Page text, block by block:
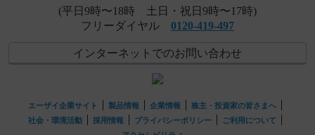
(平日9時〜18時 土日・祝日9時〜17時)
フリーダイヤル 0120-419-497
インターネットでのお問い合わせ
エーザイ企業サイト 製品情報 企業情報
株主・投資家の皆さまへ
社会・環境活動
採用情報 プライバシーポリシー
ご利用について